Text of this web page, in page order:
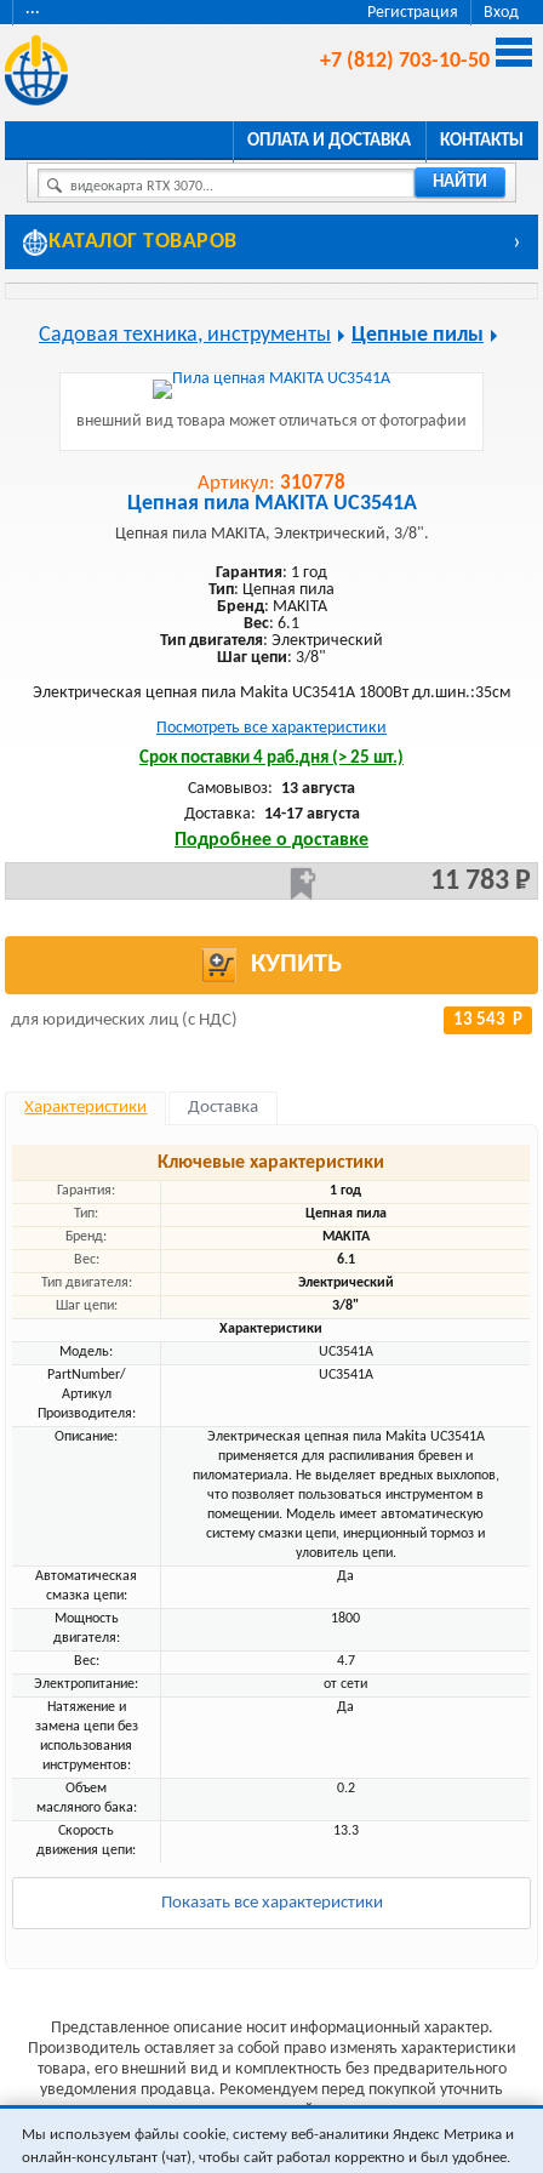
Регистрация Вход
···
+7 (812) 703-10-50
ОПЛАТА И ДОСТАВКА КОНТАКТЫ
видеокарта RTX 3070... НАЙТИ
КАТАЛОГ ТОВАРОВ ›
Садовая техника, инструменты Цепные пилы
внешний вид товара может отличаться от фотографии
Артикул: 310778
Цепная пила MAKITA UC3541A
Цепная пила MAKITA, Электрический, 3/8".
Гарантия: 1 год
Тип: Цепная пила
Бренд: MAKITA
Вес: 6.1
Тип двигателя: Электрический
Шаг цепи: 3/8"
Электрическая цепная пила Makita UC3541A 1800Вт дл.шин.:35см
Посмотреть все характеристики
Срок поставки 4 раб.дня (> 25 шт.)
Самовывоз: 13 августа
Доставка: 14-17 августа
Подробнее о доставке
11 783 Р
КУПИТЬ
для юридических лиц (с НДС) 13 543 Р
Характеристики Доставка
Ключевые характеристики
Гарантия:
1 год
Тип:
Цепная пила
Бренд:
MAKITA
Вес:
6.1
Тип двигателя:
Электрический
Шаг цепи:
3/8"
Характеристики
Модель:
UC3541A
PartNumber/
Артикул
Производителя:
UC3541A
Описание:
Электрическая цепная пила Makita UC3541A
применяется для распиливания бревен и
пиломатериала. Не выделяет вредных выхлопов,
что позволяет пользоваться инструментом в
помещении. Модель имеет автоматическую
систему смазки цепи, инерционный тормоз и
уловитель цепи.
Автоматическая
смазка цепи:
Да
Мощность
двигателя:
1800
Вес:
4.7
Электропитание:
от сети
Натяжение и
замена цепи без
использования
инструментов:
Да
Объем
масляного бака:
0.2
Скорость
движения цепи:
13.3
Показать все характеристики
Представленное описание носит информационный характер.
Производитель оставляет за собой право изменять характеристики
товара, его внешний вид и комплектность без предварительного
уведомления продавца. Рекомендуем перед покупкой уточнить
характеристики товара на сайте производителя.
Указанные цены не являются публичной офертой (ст.435 ГК РФ).
Стоимость и наличие товара уточняйте у менеджера.
Мы используем файлы cookie, систему веб-аналитики Яндекс Метрика и
онлайн-консультант (чат), чтобы сайт работал корректно и был удобнее.